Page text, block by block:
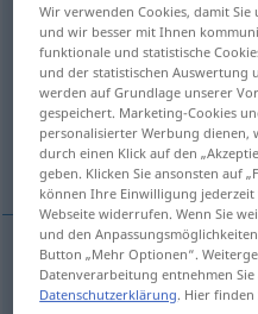
Rollbahn f <Rollbahn;
Übersicht aller
(Für mehr Details die
pista de rodadura de
pistafderodaduraodde
Wir verwenden Cookies, damit
und wir besser mit Ihnen
funktionale und statistische
und der statistischen Auswertung
werden auf Grundlage unserer
gespeichert. Marketing-Cookies
personalisierter Werbung dienen,
durch einen Klick auf den
geben. Klicken Sie ansonsten auf
können Ihre Einwilligung
Webseite widerrufen. Wenn Sie
und den
Button „Mehr Optionen“.
Datenverarbeitung entnehmen
Datenschutzerklärung. Hier